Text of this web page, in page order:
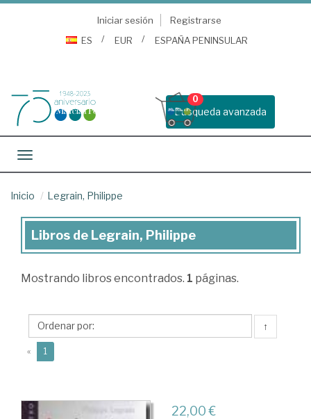
Iniciar sesión
Registrarse
ES
EUR ESPAÑA PENINSULAR
Busqueda avanzada
0
Toggle navigation
Inicio Legrain, Philippe
Libros
Legrain,
Libros de Legrain, Philippe
Mostrando libros encontrados. 1 páginas.
↑
« 1
22,00 €